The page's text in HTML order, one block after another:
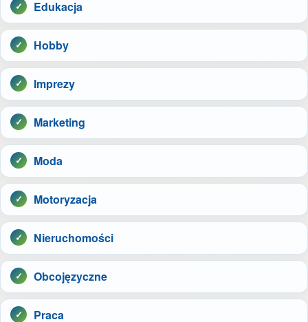
Edukacja
Hobby
Imprezy
Marketing
Moda
Motoryzacja
Nieruchomości
Obcojęzyczne
Praca